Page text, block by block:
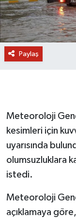
Paylaş
Meteoroloji
kesimleri için
uyarısında
olumsuzluklara
istedi.
Meteoroloji
açıklamaya